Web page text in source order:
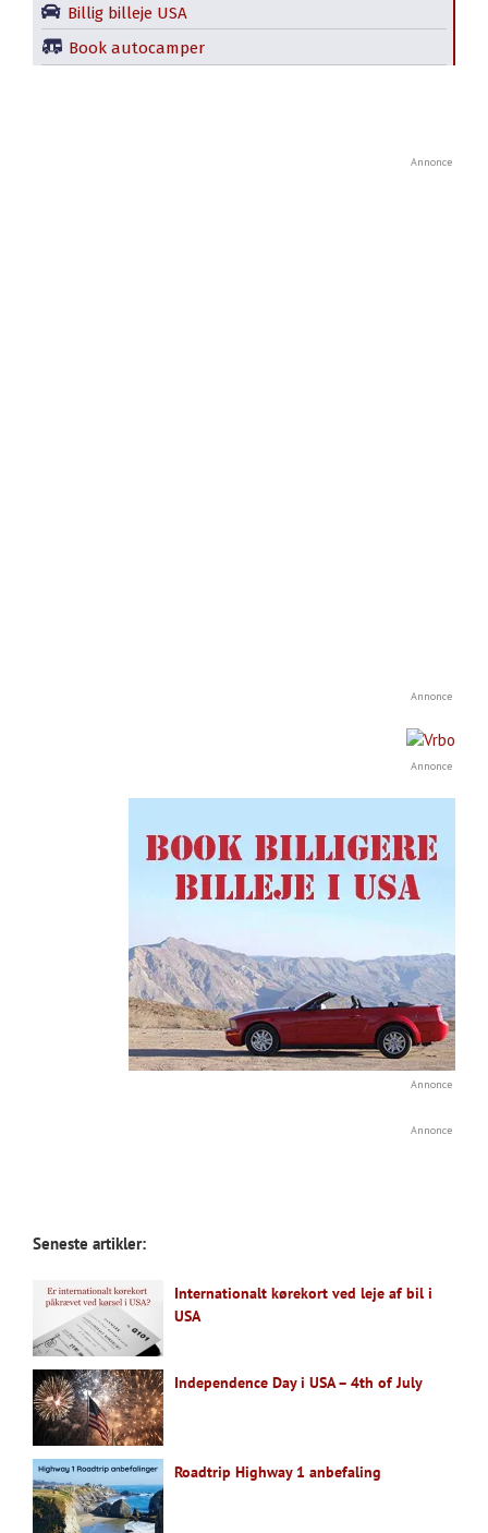
Billig billeje USA
Book autocamper
Annonce
Annonce
Annonce
Annonce
Annonce
Seneste artikler:
Internationalt kørekort ved leje af bil i
USA
Independence Day i USA – 4th of July
Roadtrip Highway 1 anbefaling